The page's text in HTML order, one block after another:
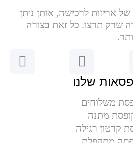
אריזות לרכישה, אותן ניתן
שרק תרצו. כל זאת בצורה
שלנו
משלוחים
מתנה
קרטון רגילה